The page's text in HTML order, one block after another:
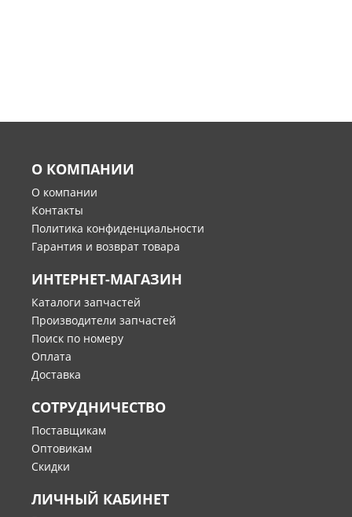
О КОМПАНИИ
О компании
Контакты
Политика конфиденциальности
Гарантия и возврат товара
ИНТЕРНЕТ-МАГАЗИН
Каталоги запчастей
Производители запчастей
Поиск по номеру
Оплата
Доставка
СОТРУДНИЧЕСТВО
Поставщикам
Оптовикам
Скидки
ЛИЧНЫЙ КАБИНЕТ